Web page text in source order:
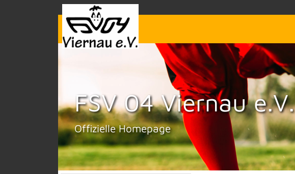
FSV 04 Viernau e.V.
Offizielle Homepage